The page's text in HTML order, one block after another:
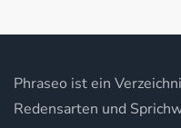
Phraseo ist ein
Redensarten und